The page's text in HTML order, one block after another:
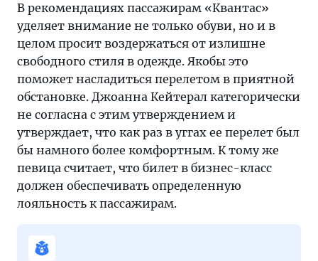
начинается
именно
здесь,
на
«Тонкостях
туризма».
В рекомендациях пассажирам «Квантас»
уделяет внимание не только обуви, но и в
целом просит воздержаться от излишне
свободного стиля в одежде. Якобы это
поможет насладиться перелетом в приятной
обстановке. Джоанна Кейтерал категорически
не согласна с этим утверждением и
утверждает, что как раз в уггах ее перелет был
бы намного более комфортным. К тому же
певица считает, что билет в бизнес-класс
должен обеспечивать определенную
лояльность к пассажирам.